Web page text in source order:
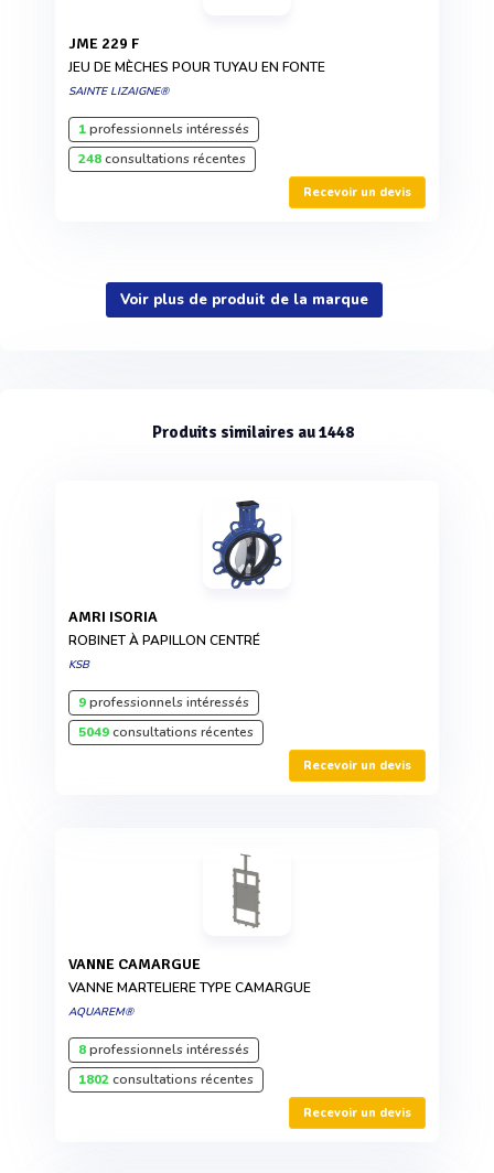
JME 229 F
JEU DE MÈCHES POUR TUYAU EN FONTE
SAINTE LIZAIGNE®
1professionnels intéressés
248consultations récentes
Recevoir un devis
Voir plus de produit de la marque
Produits similaires au 1448
AMRI ISORIA
ROBINET À PAPILLON CENTRÉ
KSB
9professionnels intéressés
5049consultations récentes
Recevoir un devis
VANNE CAMARGUE
VANNE MARTELIERE TYPE CAMARGUE
AQUAREM®
8professionnels intéressés
1802consultations récentes
Recevoir un devis